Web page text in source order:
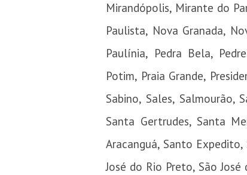
Mirandópolis, Mirante do
Paulista, Nova Granada,
Paulínia, Pedra Bela,
Potim, Praia Grande,
Sabino, Sales, Salmourão,
Santa Gertrudes, Santa
Aracanguá, Santo
José do Rio Preto, São